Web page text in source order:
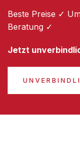
Beste Preise ✓
Beratung ✓
Jetzt